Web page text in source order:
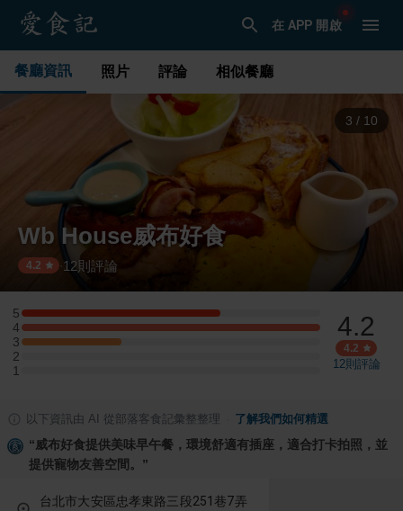
在 APP 開啟
餐廳資訊 照片 評論 相似餐廳
3 / 10
Wb House威布好食
4.2 ·12則評論
5
5 星：2 則評論
4
4 星：3 則評論
3
3 星：1 則評論
2
2 星：0 則評論
1
1 星：0 則評論
4.2
4.2
12則評論
以下資訊由 AI 從部落客食記彙整整理 了解我們如何精選
“威布好食提供美味早午餐，環境舒適有插座，適合打卡拍照，並
提供寵物友善空間。 ”
台北市大安區忠孝東路三段251巷7弄